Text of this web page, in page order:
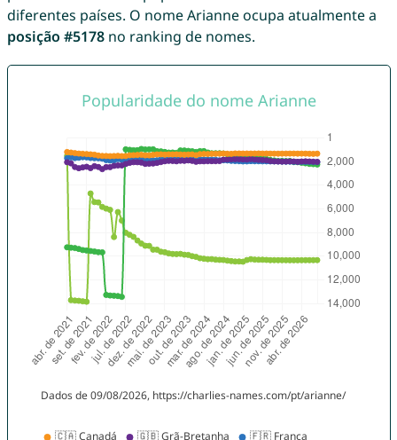
diferentes países. O nome Arianne ocupa atualmente a
posição #5178no ranking de nomes.